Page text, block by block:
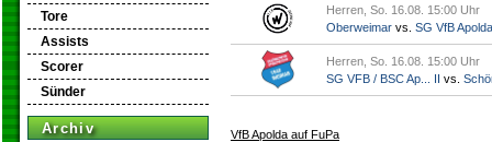
Tore
Assists
Scorer
Sünder
Archiv
Herren, So. 16.08. 15:00 Uhr
Oberweimar vs. SG VfB Apolda
Herren, So. 16.08. 15:00 Uhr
SG VFB / BSC Ap... II vs.
VfB Apolda auf FuPa